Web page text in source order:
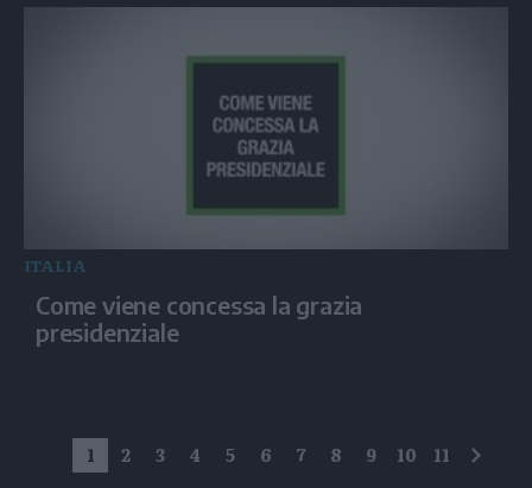
ITALIA
Come viene concessa la grazia
presidenziale
1 2 3 4 5 6 7 8 9 10 11